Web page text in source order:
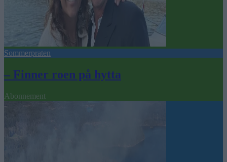
Sommerpraten
– Finner roen på hytta
Abonnement